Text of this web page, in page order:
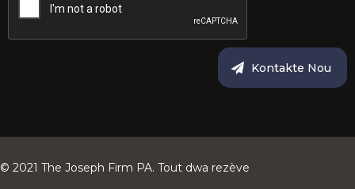
© 2021 The Joseph Firm PA. Tout dwa rezève